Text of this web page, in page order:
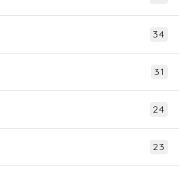
34
31
24
23